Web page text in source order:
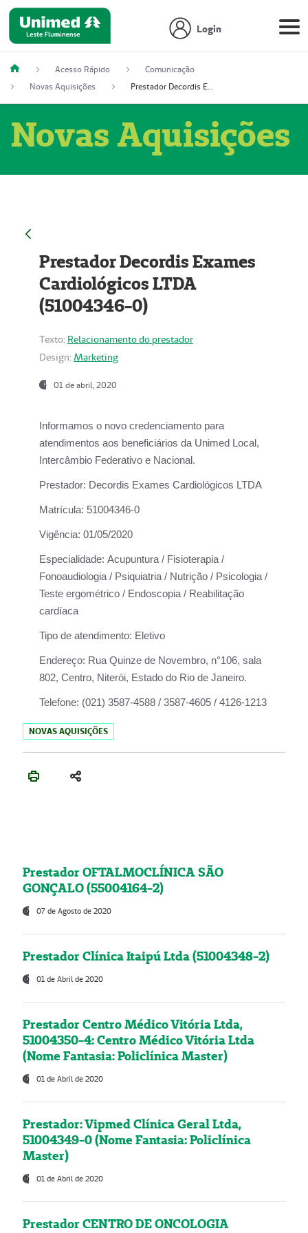
Login
Acesso Rápido
Comunicação
Novas Aquisições
Prestador Decordis Exames Cardiológicos LTDA (51004346-0)
Novas Aquisições
Prestador Decordis Exames
Cardiológicos LTDA
(51004346-0)
Texto: Relacionamento do prestador
Design: Marketing
01 de abril, 2020
Informamos o novo credenciamento para
atendimentos aos beneficiários da Unimed Local,
Intercâmbio Federativo e Nacional.
Prestador: Decordis Exames Cardiológicos LTDA
Matrícula: 51004346-0
Vigência: 01/05/2020
Especialidade: Acupuntura / Fisioterapia /
Fonoaudiologia / Psiquiatria / Nutrição / Psicologia /
Teste ergométrico / Endoscopia / Reabilitação
cardíaca
Tipo de atendimento: Eletivo
Endereço: Rua Quinze de Novembro, n°106, sala
802, Centro, Niterói, Estado do Rio de Janeiro.
Telefone: (021) 3587-4588 / 3587-4605 / 4126-1213
NOVAS AQUISIÇÕES
Prestador OFTALMOCLÍNICA SÃO
GONÇALO (55004164-2)
07 de Agosto de 2020
Prestador Clínica Itaipú Ltda (51004348-2)
01 de Abril de 2020
Prestador Centro Médico Vitória Ltda,
51004350-4: Centro Médico Vitória Ltda
(Nome Fantasia: Policlínica Master)
01 de Abril de 2020
Prestador: Vipmed Clínica Geral Ltda,
51004349-0 (Nome Fantasia: Policlínica
Master)
01 de Abril de 2020
Prestador CENTRO DE ONCOLOGIA